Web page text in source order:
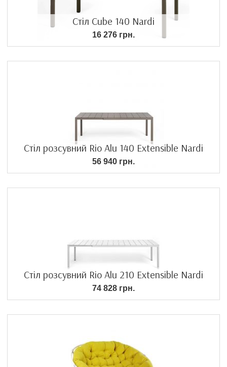
Стіл Cube 140 Nardi
16 276 грн.
Стіл розсувний Rio Alu 140 Extensible Nardi
56 940 грн.
Стіл розсувний Rio Alu 210 Extensible Nardi
74 828 грн.